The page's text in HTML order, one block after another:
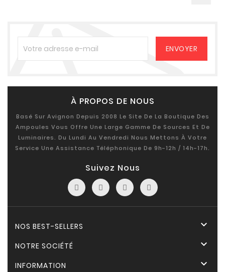
À PROPOS DE NOUS
Basé Sur Avignon Depuis 2008 Le Site De La Boutique Des
Ampoules Vous Offre Une Large Gamme De Sources Et De
Luminaires. Du Lundi Au Vendredi Nous Mettons À Votre
Service Une Assistance Téléphonique De 9h-12h / 14h-17h.
Suivez Nous
NOS BEST-SELLERS 
NOTRE SOCIÉTÉ 
INFORMATION 